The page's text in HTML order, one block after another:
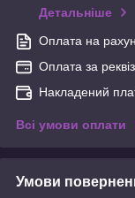
Детальніше
Оплата на
Оплата за
Накладений
Всі умови оплати
Умови